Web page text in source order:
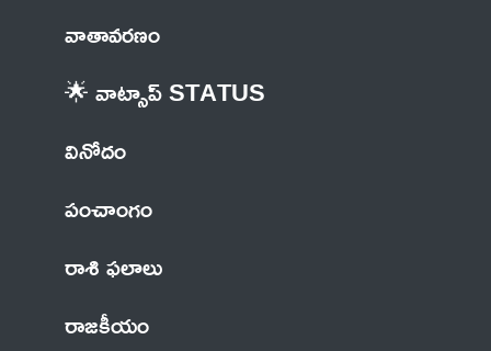
వాతావరణం
🌟 వాట్సాప్ STATUS
వినోదం
పంచాంగం
రాశి ఫలాలు
రాజకీయం